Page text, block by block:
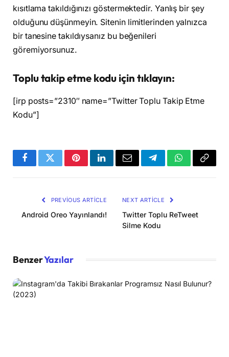
kısıtlama takıldığınızı göstermektedir. Yanlış bir şey
olduğunu düşünmeyin. Sitenin limitlerinden yalnızca
bir tanesine takıldıysanız bu beğenileri
göremiyorsunuz.
Toplu takip etme kodu için tıklayın:
[irp posts=”2310″ name=”Twitter Toplu Takip Etme
Kodu”]
FacebookTwitterPinterestLinkedInEmail TelegramWhatsApp
Copy
PREVIOUS ARTICLE
Android Oreo Yayınlandı!
NEXT ARTICLE
Twitter Toplu ReTweet
Silme Kodu
BenzerYazılar